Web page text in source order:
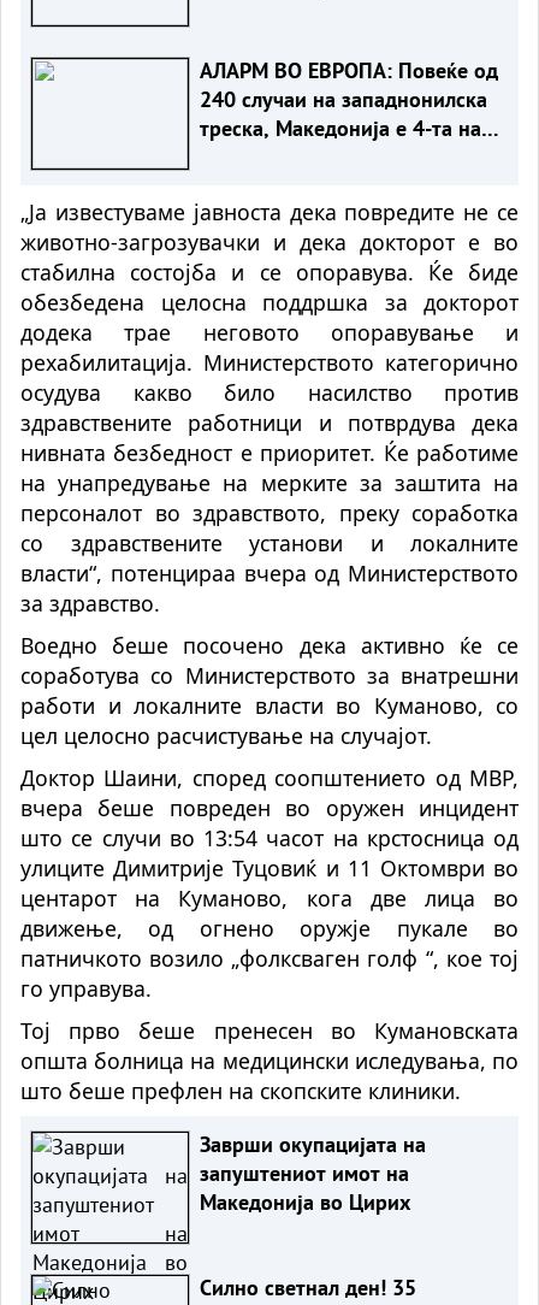
АЛАРМ ВО ЕВРОПА: Повеќе од
240 случаи на западнонилска
треска, Македонија е 4-та на
„Ја известуваме јавноста дека повредите не се
животно-загрозувачки и дека докторот е во
стабилна состојба и се опоравува. Ќе биде
обезбедена целосна поддршка за докторот
додека трае неговото опоравување и
рехабилитација. Министерството категорично
осудува какво било насилство против
здравствените работници и потврдува дека
нивната безбедност е приоритет. Ќе работиме
на унапредување на мерките за заштита на
персоналот во здравството, преку соработка
со здравствените установи и локалните
власти“, потенцираа вчера од Министерството
за здравство.
Воедно беше посочено дека активно ќе се
соработува со Министерството за внатрешни
работи и локалните власти во Куманово, со
цел целосно расчистување на случајот.
Доктор Шаини, според соопштението од МВР,
вчера беше повреден во оружен инцидент
што се случи во 13:54 часот на крстосница од
улиците Димитрије Туцовиќ и 11 Октомври во
центарот на Куманово, кога две лица во
движење, од огнено оружје пукале во
патничкото возило „фолксваген голф “, кое тој
го управува.
Тој прво беше пренесен во Кумановската
општа болница на медицински иследувања, по
што беше префлен на скопските клиники.
Заврши окупацијата на
запуштениот имот на
Македонија во Цирих
Силно светнал ден! 35